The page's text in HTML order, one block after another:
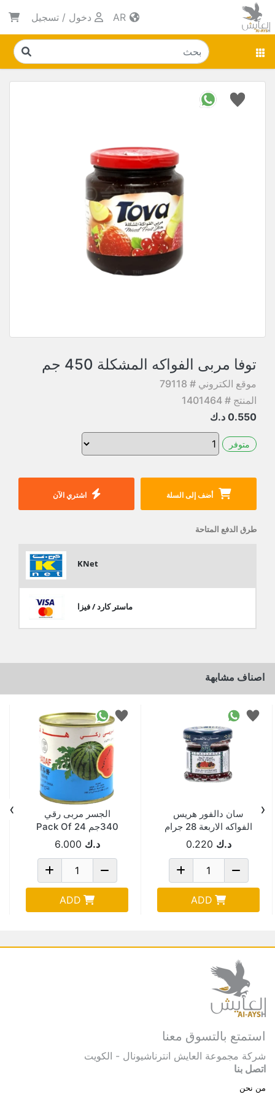
دخول / تسجيل
توفا مربى الفواكه المشكلة 450 جم
موقع الكتروني # 79118
المنتج # 1401464
0.550 د.ك
متوفر
أضف إلى السلة اشتري الآن
طرق الدفع المتاحة
KNet
ماستر كارد / فيزا
اصناف مشابهة
سان دالفور هريس
الفواكه الاربعة 28 جرام
د.ك 0.220
ADD
الجسر مربى رقي
340جم Pack Of 24
د.ك 6.000
ADD
‹
›
استمتع بالتسوق معنا
شركة مجموعة العايش انترناشيونال - الكويت
اتصل بنا
من نحن